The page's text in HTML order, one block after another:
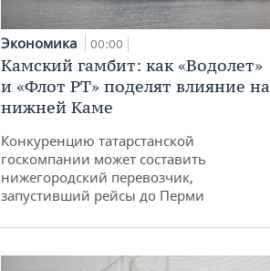
Экономика 00:00
Камский гамбит: как «Водолет»
и «Флот РТ» поделят влияние на
нижней Каме
Конкуренцию татарстанской
госкомпании может составить
нижегородский перевозчик,
запустивший рейсы до Перми